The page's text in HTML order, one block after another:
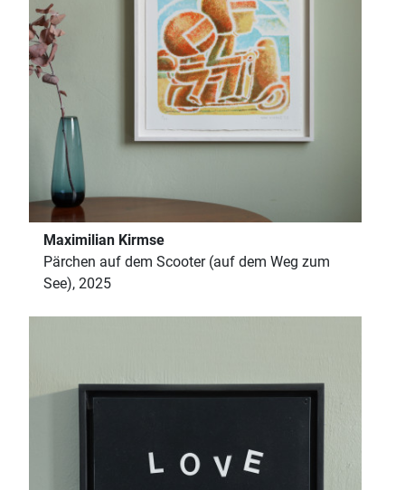
Maximilian Kirmse
Pärchen auf dem Scooter (auf dem Weg zum
See), 2025